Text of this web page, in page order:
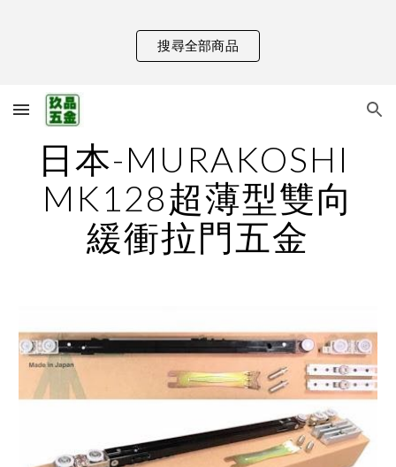
Skip to main content
搜尋全部商品
日本-MURAKOSHI
MK128超薄型雙向
緩衝拉門五金